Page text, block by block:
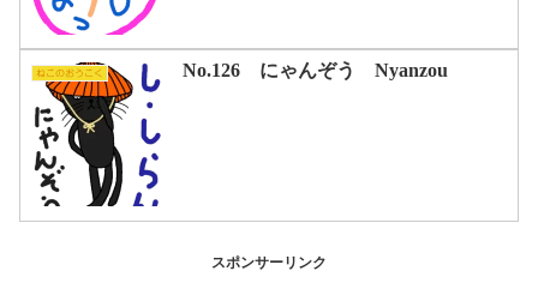
ねこのおうこく No.126 にゃんぞう Nyanzou
スポンサーリンク